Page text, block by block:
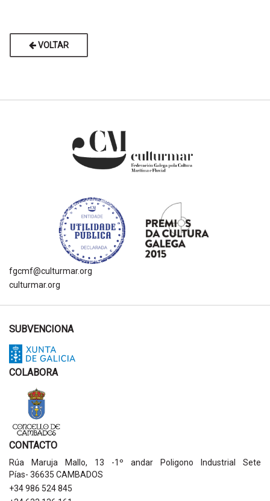
VOLTAR
fgcmf@culturmar.org
culturmar.org
SUBVENCIONA
COLABORA
CONTACTO
Rúa Maruja Mallo, 13 -1º andar Poligono Industrial Sete
Pías- 36635 CAMBADOS
+34 986 524 845